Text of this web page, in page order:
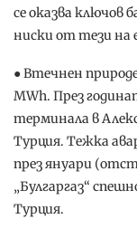
се оказва ключов
ниски от тези на
● Втечнен
MWh. През
терминала в
Турция. Тежка
през януари
„Булгаргаз“
Турция.